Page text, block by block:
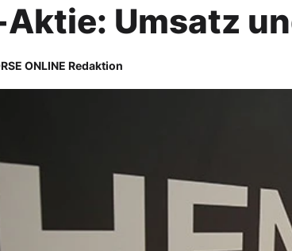
Umsatz
ONLINE Redaktion